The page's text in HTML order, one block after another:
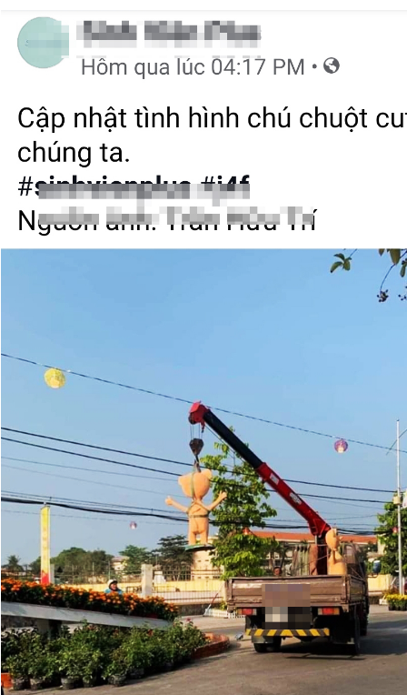
Phó tổng biên tập: Trần Việt Hưng
Tổng thư ký tòa soạn: Đức Trung
Giấy phép xuất bản số 110/GP - BTTTT cấp ngày 24.3.2020
© 2003-2026 Bản quyền thuộc về Báo Thanh Niên. Cấm sao
bản. Phát triển bởi ePi Technologies, JSC.